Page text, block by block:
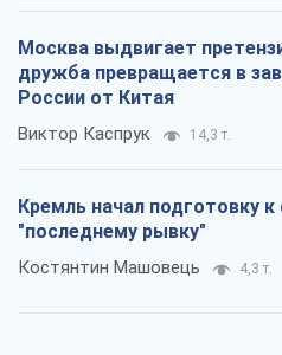
Москва выдвигает
дружба превращается в
России от Китая
Виктор Каспрук 14,3 т.
Кремль начал подготовку к
"последнему рывку"
Костянтин Машовець 4,3 т.